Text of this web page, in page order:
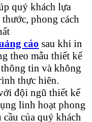
quý khách lựa
phong cách
cáo sau khi in
theo mẫu thiết kế
tin và không
thực hiên.
đội ngũ thiết kế
linh hoạt phong
của quý khách